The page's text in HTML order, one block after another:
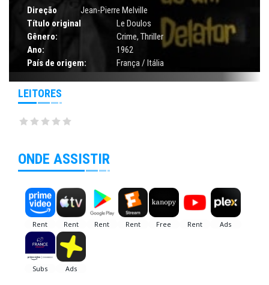
Direção
Jean-Pierre Melville
Título original
Le Doulos
Gênero:
Crime, Thriller
Ano:
1962
País de origem:
França / Itália
LEITORES
ONDE ASSISTIR